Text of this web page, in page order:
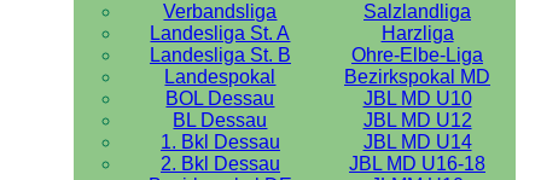
Verbandsliga
Salzlandliga
Landesliga St. A
Harzliga
Landesliga St. B
Ohre-Elbe-Liga
Landespokal
Bezirkspokal MD
BOL Dessau
JBL MD U10
BL Dessau
JBL MD U12
1. Bkl Dessau
JBL MD U14
2. Bkl Dessau
JBL MD U16-18